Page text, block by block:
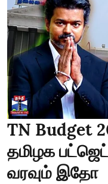
TN Budget
தமிழக
வரவும் இதோ